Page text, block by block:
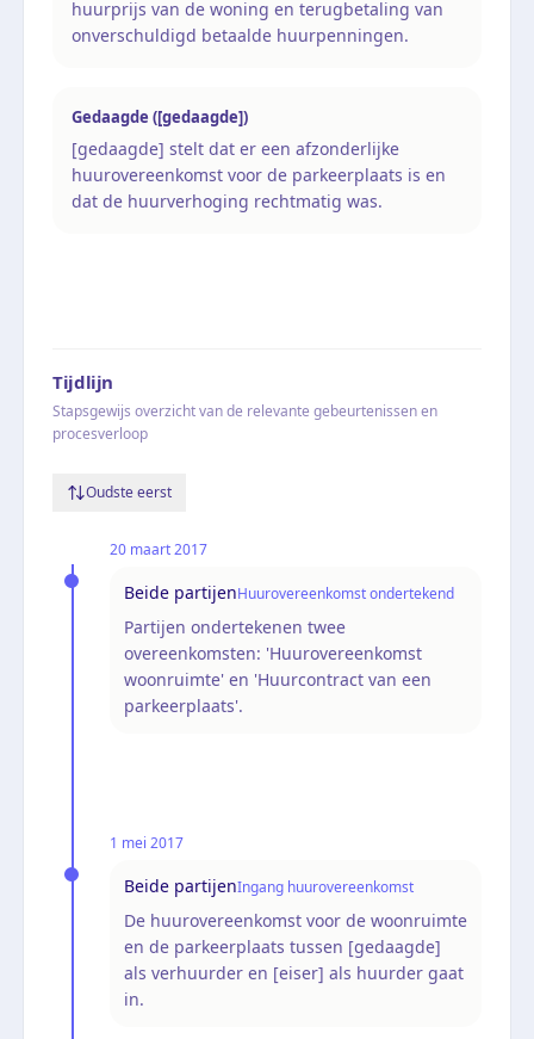
huurprijs van de woning en terugbetaling van
onverschuldigd betaalde huurpenningen.
Gedaagde ([gedaagde])
[gedaagde] stelt dat er een afzonderlijke
huurovereenkomst voor de parkeerplaats is en
dat de huurverhoging rechtmatig was.
Tijdlijn
Stapsgewijs overzicht van de relevante gebeurtenissen en
procesverloop
Oudste eerst
20 maart 2017
Beide partijenHuurovereenkomst ondertekend
Partijen ondertekenen twee
overeenkomsten: 'Huurovereenkomst
woonruimte' en 'Huurcontract van een
parkeerplaats'.
1 mei 2017
Beide partijenIngang huurovereenkomst
De huurovereenkomst voor de woonruimte
en de parkeerplaats tussen [gedaagde]
als verhuurder en [eiser] als huurder gaat
in.